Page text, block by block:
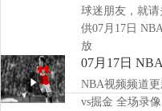
球迷朋友，就
供07月17日
放
07月17日
录像回放
NBA视频频道
vs掘金 全场录